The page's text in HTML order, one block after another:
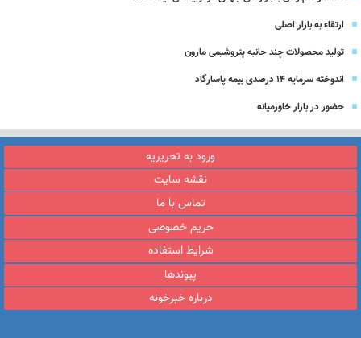
ارتقاء به بازار اصلی
تولید محصولات چند جانبه پتروشیمی مارون
اندوخته سرمایه 14 درصدی بیمه پاسارگاد
حضور در بازار خاورمیانه
ورود به تحریریه
نقشه سایت
تماس با ما
حریم خصوصی
شرایط استفاده
پیوندها
درباره خبرخونه